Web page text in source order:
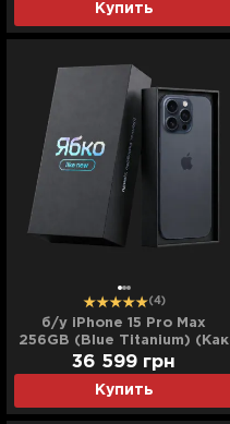
Купить
(4)
б/у iPhone 15 Pro Max
256GB (Blue Titanium) (Как
Новый)
Купить
36 599 грн